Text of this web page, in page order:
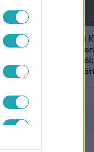
Hosszú